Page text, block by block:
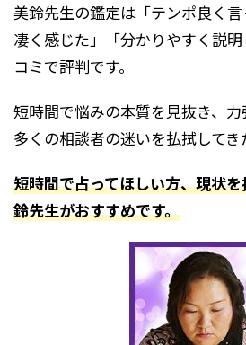
美鈴先生の鑑定は「テンポ良く
凄く感じた」「分かりやすく説
コミで評判です。
短時間で悩みの本質を見抜き、力
多くの相談者の迷いを払拭してき
短時間で占ってほしい方、現状
鈴先生がおすすめです。